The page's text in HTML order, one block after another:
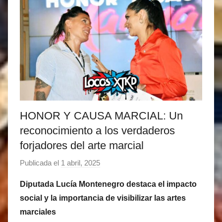
HONOR Y CAUSA MARCIAL: Un
reconocimiento a los verdaderos
forjadores del arte marcial
Publicada el 1 abril, 2025
r
M
Diputada Lucía Montenegro destaca el impacto
social y la importancia de visibilizar las artes
marciales